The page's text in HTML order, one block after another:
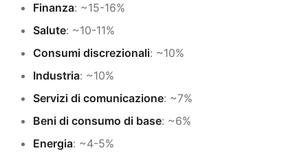
Finanza: ~15-16%
Salute: ~10-11%
Consumi discrezionali: ~10%
Industria: ~10%
Servizi di comunicazione: ~7%
Beni di consumo di base: ~6%
Energia: ~4-5%